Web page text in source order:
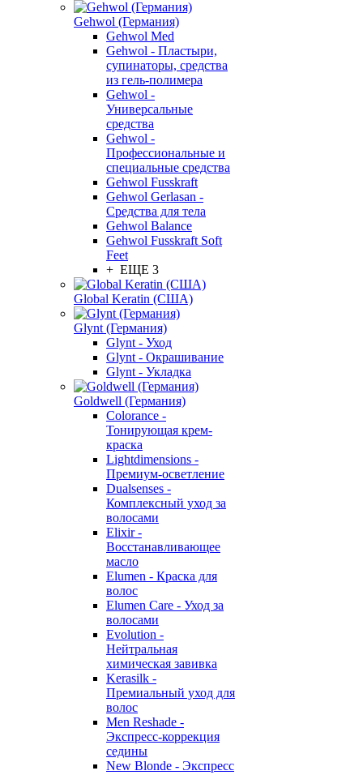
Gehwol (Германия)
Gehwol Med
Gehwol - Пластыри,
супинаторы, средства
из гель-полимера
Gehwol -
Универсальные
средства
Gehwol -
Профессиональные и
специальные средства
Gehwol Fusskraft
Gehwol Gerlasan -
Средства для тела
Gehwol Balance
Gehwol Fusskraft Soft
Feet
+ ЕЩЕ 3
Global Keratin (США)
Glynt (Германия)
Glynt - Уход
Glynt - Окрашивание
Glynt - Укладка
Goldwell (Германия)
Colorance -
Тонирующая крем-
краска
Lightdimensions -
Премиум-осветление
Dualsenses -
Комплексный уход за
волосами
Elixir -
Восстанавливающее
масло
Elumen - Краска для
волос
Elumen Care - Уход за
волосами
Evolution -
Нейтральная
химическая завивка
Kerasilk -
Премиальный уход для
волос
Men Reshade -
Экспресс-коррекция
седины
New Blonde - Экспресс